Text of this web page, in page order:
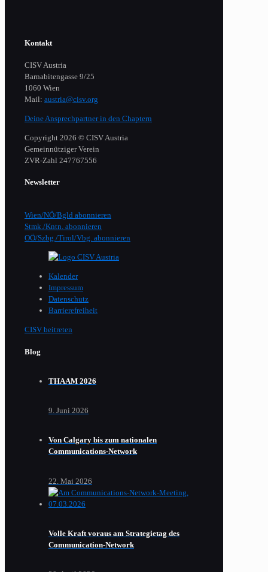
Kontakt
CISV Austria
Barnabitengasse 9/25
1060 Wien
Mail: austria@cisv.org
Deine Ansprechpartner in den Chaptern
Copyright 2026 © CISV Austria
Gemeinnütziger Verein
​ZVR-Zahl 247767556
Newsletter
Wien/NÖ/Bgld abonnieren
Stmk./Kntn. abonnieren
OÖ/Szbg./Tirol/Vbg. abonnieren
Kalender
Impressum
Datenschutz
Barrierefreiheit
CISV beitreten
Blog
THAAM 2026
9. Juni 2026
Von Calgary bis zum nationalen
Communications-Network
22. Mai 2026
Volle Kraft voraus am Strategietag des
Communication-Network